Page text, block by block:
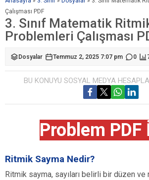
Çalışması PDF
3. Sınıf Matematik
Problemleri Çalışması
Dosyalar Temmuz 2, 2025 7:07 pm 0
BU KONUYU SOSYAL MEDYA
Problem PDF
Ritmik Sayma Nedir?
Ritmik sayma, sayıları belirli bir düzen